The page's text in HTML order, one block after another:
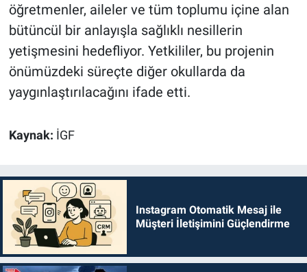
öğretmenler, aileler ve tüm toplumu içine alan
bütüncül bir anlayışla sağlıklı nesillerin
yetişmesini hedefliyor. Yetkililer, bu projenin
önümüzdeki süreçte diğer okullarda da
yaygınlaştırılacağını ifade etti.
Kaynak: İGF
Instagram Otomatik Mesaj ile
Müşteri İletişimini Güçlendirme